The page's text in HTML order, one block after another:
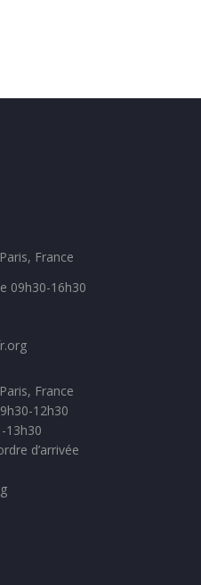
France
09h30-16h30
France
12h30
13h30
d’arrivée